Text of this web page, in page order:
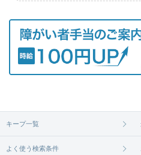
キープ一覧
よく使う検索条件